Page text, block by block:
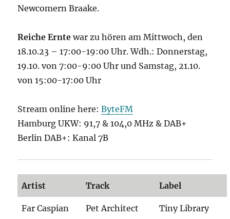
Newcomern Braake.
Reiche Erntewar zu hören am Mittwoch, den
18.10.23 – 17:00-19:00 Uhr. Wdh.: Donnerstag,
19.10. von 7:00-9:00 Uhr und Samstag, 21.10.
von 15:00-17:00 Uhr
Stream online here:ByteFM
Hamburg UKW: 91,7 & 104,0 MHz & DAB+
Berlin DAB+: Kanal 7B
Artist Track Label
Far Caspian Pet Architect Tiny Library